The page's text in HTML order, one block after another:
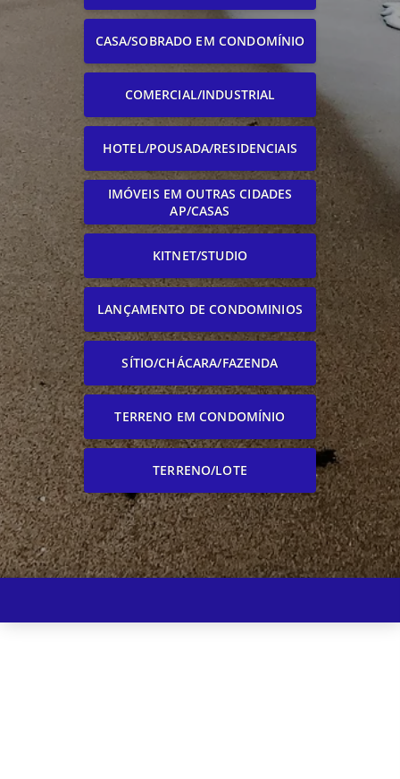
CASA/SOBRADO EM CONDOMÍNIO
COMERCIAL/INDUSTRIAL
HOTEL/POUSADA/RESIDENCIAIS
IMÓVEIS EM OUTRAS CIDADES
AP/CASAS
KITNET/STUDIO
LANÇAMENTO DE CONDOMINIOS
SÍTIO/CHÁCARA/FAZENDA
TERRENO EM CONDOMÍNIO
TERRENO/LOTE